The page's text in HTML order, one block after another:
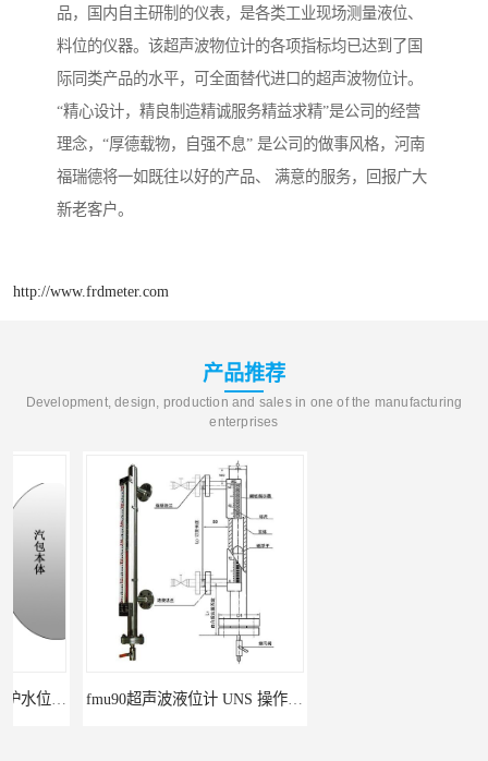
品，国内自主研制的仪表，是各类工业现场测量液位、
料位的仪器。该超声波物位计的各项指标均已达到了国
际同类产品的水平，可全面替代进口的超声波物位计。
“精心设计，精良制造精诚服务精益求精”是公司的经营
理念，“厚德载物，自强不息” 是公司的做事风格，河南
福瑞德将一如既往以好的产品、 满意的服务，回报广大
新老客户。
http://www.frdmeter.com
产品推荐
Development, design, production and sales in one of the manufacturing
enterprises
fmu90超声波液位计 UNS 操作简单